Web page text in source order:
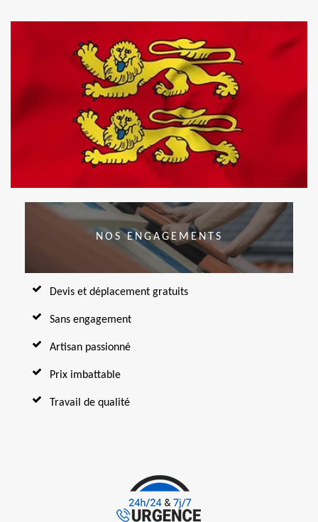
NOS ENGAGEMENTS
Devis et déplacement gratuits
Sans engagement
Artisan passionné
Prix imbattable
Travail de qualité